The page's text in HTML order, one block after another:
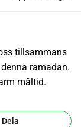
tillsammans
ramadan.
måltid.
Dela